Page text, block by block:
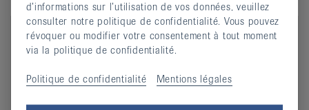
d’informations sur l’utilisation de vos données, veuillez
consulter notre politique de confidentialité. Vous pouvez
révoquer ou modifier votre consentement à tout moment
via la politique de confidentialité.
Politique de confidentialité Mentions légales